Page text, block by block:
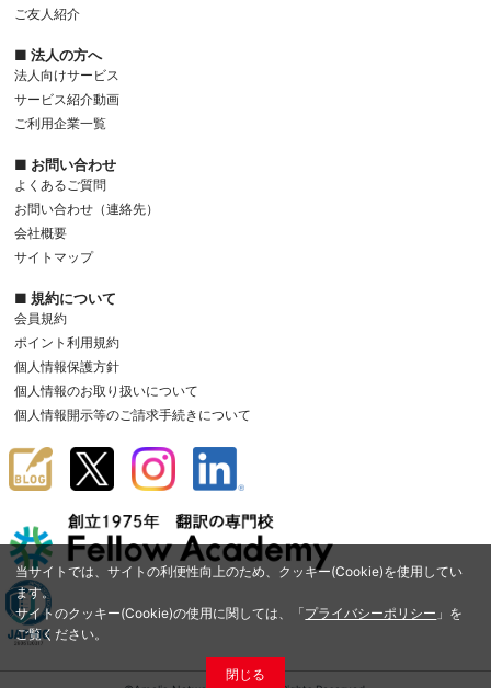
当サイトでは、サイトの利便性向上のため、クッキー(Cookie)を使用してい
ます。
サイトのクッキー(Cookie)の使用に関しては、「プライバシーポリシー 」を
ご覧ください。
閉じる
ご友人紹介
■ 法人の方へ
法人向けサービス
サービス紹介動画
ご利用企業一覧
■ お問い合わせ
よくあるご質問
お問い合わせ（連絡先）
会社概要
サイトマップ
■ 規約について
会員規約
ポイント利用規約
個人情報保護方針
個人情報のお取り扱いについて
個人情報開示等のご請求手続きについて